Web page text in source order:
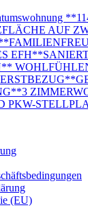
AUF
PKW-
(EU)